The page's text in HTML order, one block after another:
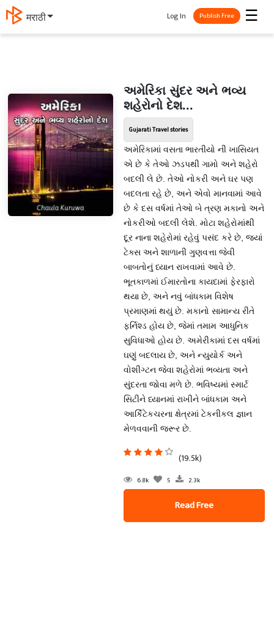
मराठी ☰
Log In Publish Free
અમેરિકા સુંદર અને ભવ્ય
શહેરોનો દેશ...
Gujarati Travel stories
અમેરિકામાં વસતા ભારતીયો ની ખાસિયત
એ છે કે તેઓ ઝડપથી ગામો અને શહેરો
બદલી લે છે. તેઓ નોકરી અને ઘર પણ
બદલતા રહે છે, અને એવો માનવામાં આવે
છે કે દસ વર્ષમાં તેઓ બે ત્રણ મકાનો અને
નોકરીઓ બદલી લેશે. મોટા શહેરોમાંથી
દૂર નાના શહેરોમાં રહેવું પસંદ કરે છે, જ્યાં
ટેક્સ અને શાળાની ગુણવત્તા જેવી
બાબતોનું ધ્યાન રાખવામાં આવે છે.
ભૂતકાળમાં ઈમારતોના કાયદામાં ફેરફારો
થયા છે, અને નવું બાંધકામ વિશેષ
પ્રમાણમાં થયું છે. મકાનો સામાન્ય રીતે
ફર્નિશ્ડ હોય છે, જેમાં તમામ આધુનિક
સુવિધાઓ હોય છે. અમેરીકામાં દસ વર્ષમાં
ઘણું બદલાય છે, અને ન્યુયોર્ક અને
વોશીંગ્ટન જેવા શહેરોમાં ભવ્યતા અને
સુંદરતા જોવા મળે છે. ભવિષ્યમાં સ્માર્ટ
સિટીને ધ્યાનમાં રાખીને બાંધકામ અને
આર્કિટેકચરના ક્ષેત્રમાં ટેકનીકલ જ્ઞાન
મેળવવાની જરૂર છે.
(19.5k)
6.8k 5 2.3k
Read Free